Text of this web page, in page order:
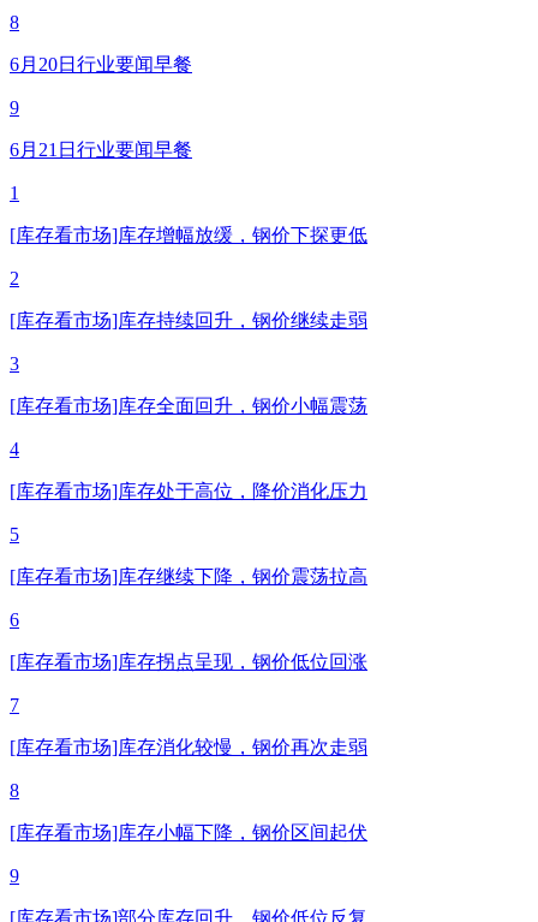
8
6月20日行业要闻早餐
9
6月21日行业要闻早餐
1
[库存看市场]库存增幅放缓，钢价下探更低
2
[库存看市场]库存持续回升，钢价继续走弱
3
[库存看市场]库存全面回升，钢价小幅震荡
4
[库存看市场]库存处于高位，降价消化压力
5
[库存看市场]库存继续下降，钢价震荡拉高
6
[库存看市场]库存拐点呈现，钢价低位回涨
7
[库存看市场]库存消化较慢，钢价再次走弱
8
[库存看市场]库存小幅下降，钢价区间起伏
9